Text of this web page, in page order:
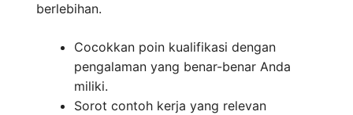
berlebihan.
Cocokkan poin kualifikasi dengan
pengalaman yang benar-benar Anda
miliki.
Sorot contoh kerja yang relevan